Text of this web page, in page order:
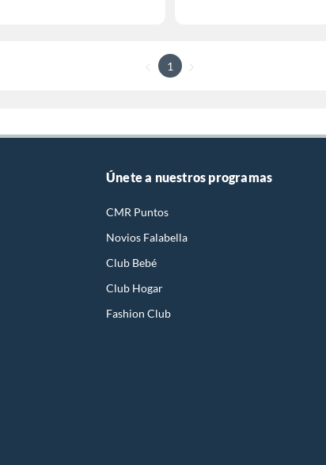
1
Únete a nuestros programas
CMR Puntos
Novios Falabella
Club Bebé
Club Hogar
Fashion Club